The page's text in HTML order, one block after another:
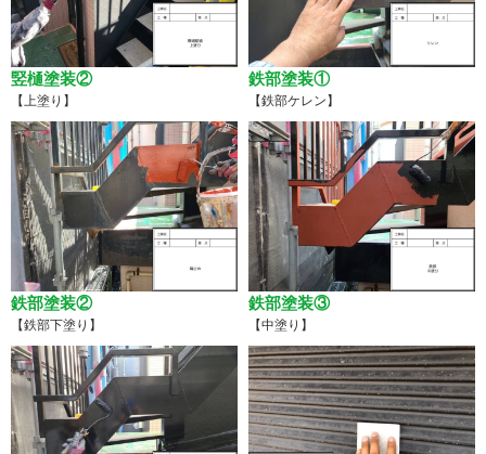
竪樋塗装②
【上塗り】
鉄部塗装①
【鉄部ケレン】
鉄部塗装②
【鉄部下塗り】
鉄部塗装③
【中塗り】